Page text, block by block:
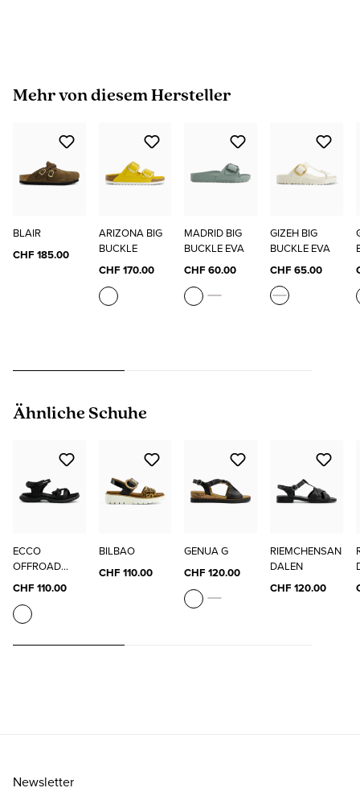
Produktgalerie überspringen
Mehr von diesem Hersteller
BLAIR
CHF 185.00
ARIZONA BIG
BUCKLE
CHF 170.00
MADRID BIG
BUCKLE EVA
CHF 60.00
GIZEH BIG
BUCKLE EVA
CHF 65.00
Produktgalerie überspringen
Ähnliche Schuhe
ECCO
OFFROAD
ROAM W
CHF 110.00
BILBAO
CHF 110.00
GENUA G
CHF 120.00
RIEMCHENSAN
DALEN
CHF 120.00
Newsletter